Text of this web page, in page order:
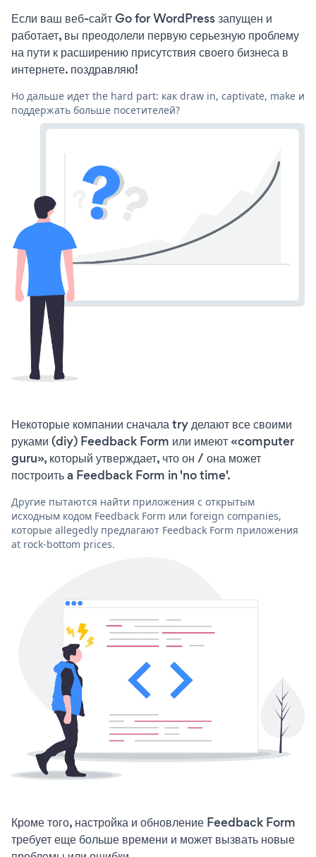
Если ваш веб-сайт Go for WordPress запущен и
работает, вы преодолели первую серьезную проблему
на пути к расширению присутствия своего бизнеса в
интернете. поздравляю!
Но дальше идет the hard part: как draw in, captivate, make и
поддержать больше посетителей?
Некоторые компании сначала try делают все своими
руками (diy) Feedback Form или имеют «computer
guru», который утверждает, что он / она может
построить a Feedback Form in 'no time'.
Другие пытаются найти приложения с открытым
исходным кодом Feedback Form или foreign companies,
которые allegedly предлагают Feedback Form приложения
at rock-bottom prices.
Кроме того, настройка и обновление Feedback Form
требует еще больше времени и может вызвать новые